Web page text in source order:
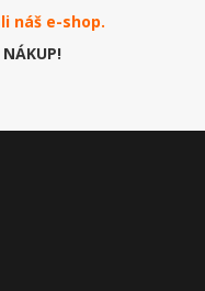
náš e-shop.
NÁKUP!